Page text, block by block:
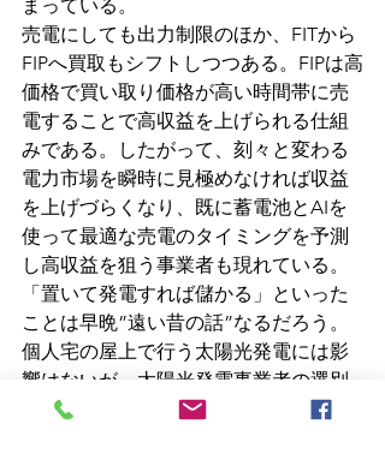
まっている。
売電にしても出力制限のほか、FITから
FIPへ買取もシフトしつつある。FIPは高
価格で買い取り価格が高い時間帯に売
電することで高収益を上げられる仕組
みである。したがって、刻々と変わる
電力市場を瞬時に見極めなければ収益
を上げづらくなり、既に蓄電池とAIを
使って最適な売電のタイミングを予測
し高収益を狙う事業者も現れている。
「置いて発電すれば儲かる」といった
ことは早晩”遠い昔の話”なるだろう。
個人宅の屋上で行う太陽光発電には影
響はないが、太陽光発電事業者の選別
が始まった今、個人や小資本で太陽光